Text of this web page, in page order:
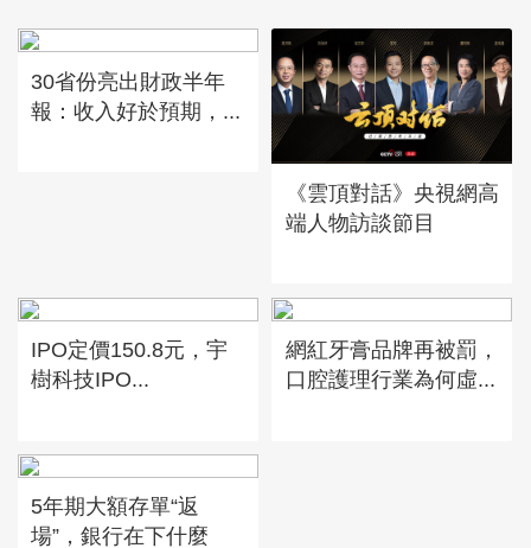
30省份亮出財政半年
報：收入好於預期，...
《雲頂對話》央視網高
端人物訪談節目
IPO定價150.8元，宇
樹科技IPO...
網紅牙膏品牌再被罰，
口腔護理行業為何虛...
5年期大額存單“返
場”，銀行在下什麼